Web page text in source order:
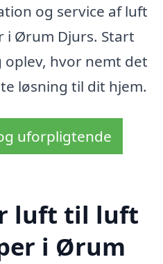
og service af luft
i Ørum Djurs. Start
oplev, hvor nemt det
løsning til dit hjem.
uforpligtende
luft til luft
i Ørum